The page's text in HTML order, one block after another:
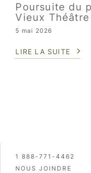
Poursuite du
Vieux
5 mai 2026
LIRE LA SUITE
1 888-771-4462
NOUS JOINDRE